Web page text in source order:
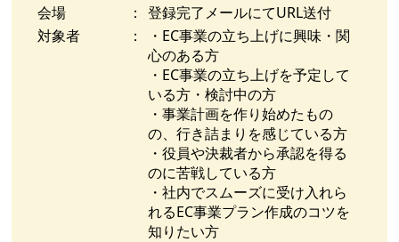
会場
： 登録完了メールにてURL送付
対象者
：
・EC事業の立ち上げに興味・関
心のある方
・EC事業の立ち上げを予定して
いる方・検討中の方
・事業計画を作り始めたもの
の、行き詰まりを感じている方
・役員や決裁者から承認を得る
のに苦戦している方
・社内でスムーズに受け入れら
れるEC事業プラン作成のコツを
知りたい方